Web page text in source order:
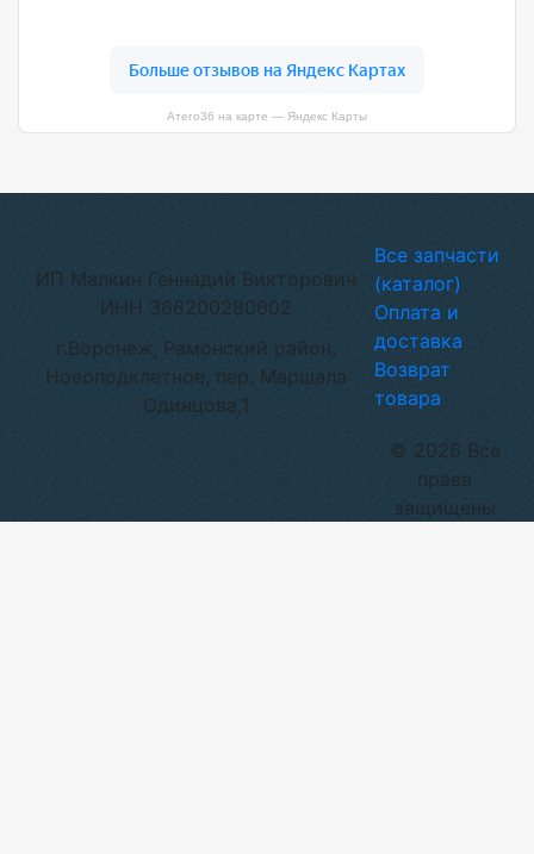
Атего36 на карте — Яндекс Карты
ИП Малкин Геннадий Викторович
ИНН 366200280602
г.Воронеж, Рамонский район,
Новоподклетное, пер. Маршала
Одинцова,1
© 2026 Все
права
защищены
Все запчасти
(каталог)
Оплата и
доставка
Возврат
товара